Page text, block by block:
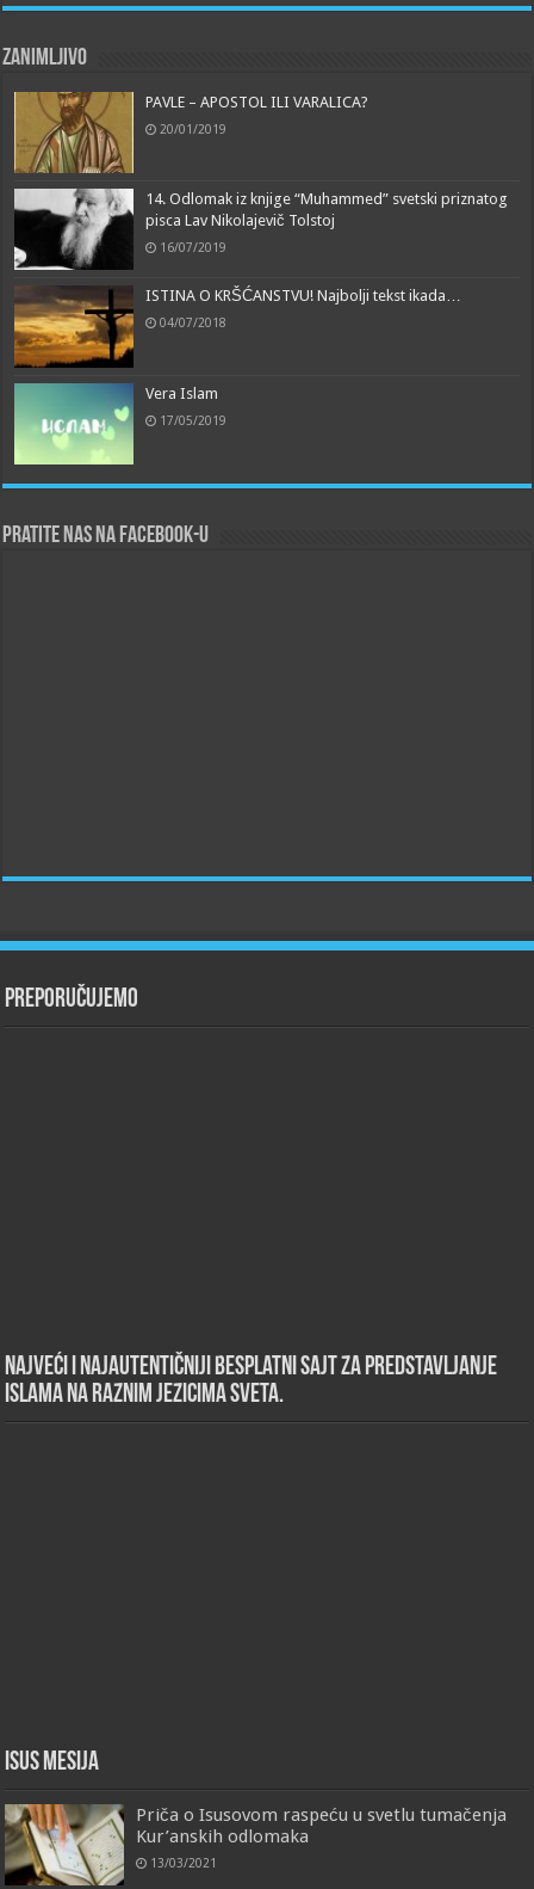
Zanimljivo
PAVLE – APOSTOL ILI VARALICA?
20/01/2019
14. Odlomak iz knjige “Muhammed” svetski priznatog
pisca Lav Nikolajevič Tolstoj
16/07/2019
ISTINA O KRŠĆANSTVU! Najbolji tekst ikada…
04/07/2018
Vera Islam
17/05/2019
Pratite nas na Facebook-u
Preporučujemo
Najveći i najautentičniji besplatni sajt za predstavljanje
islama na raznim jezicima sveta.
Isus Mesija
Priča o Isusovom raspeću u svetlu tumačenja
Kur’anskih odlomaka
13/03/2021